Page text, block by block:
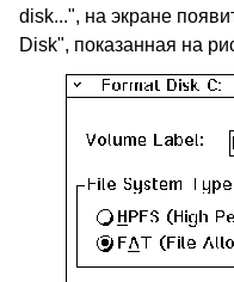
disk...", на экране
Disk", показанная на